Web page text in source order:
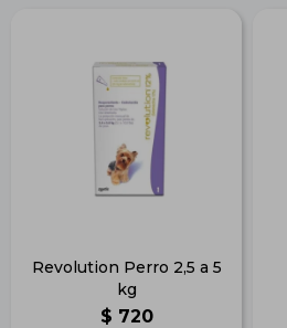
Revolution Perro 2,5 a 5
kg
$ 720